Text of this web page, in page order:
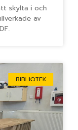
skylta i och
av
BIBLIOTEK